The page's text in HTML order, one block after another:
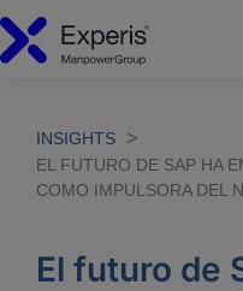
INSIGHTS
EL FUTURO DE SAP HA
COMO IMPULSORA DEL
El futuro de